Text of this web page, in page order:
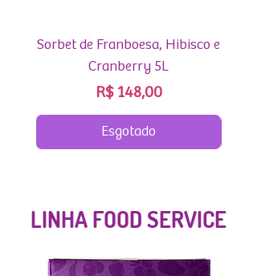
Sorbet de Franboesa, Hibisco e
Cranberry 5L
Preço
R$ 148,00
Esgotado
LINHA FOOD SERVICE